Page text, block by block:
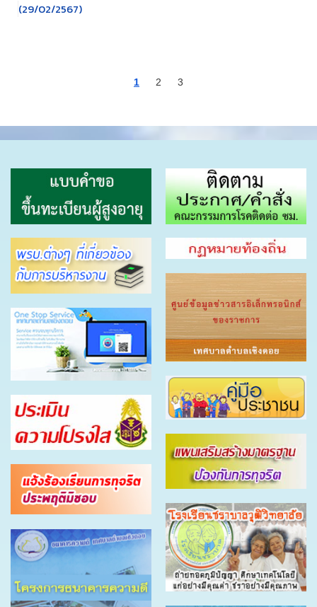
(29/02/2567)
1 2 3